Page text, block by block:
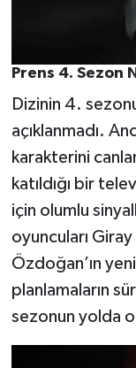
Prens 4. Sezon
Dizinin 4.
açıklanmadı.
karakterini
katıldığı bir
için olumlu
oyuncuları
Özdoğan’ın
planlamaların
sezonun yolda